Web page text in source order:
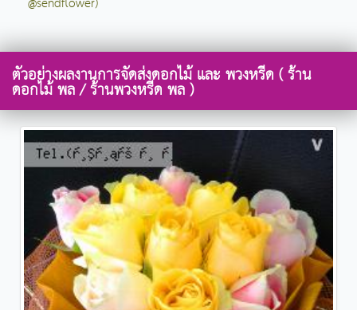
ตัวอย่างผลงานการจัดส่งดอกไม้ และ พวงหรีด ( ร้าน
ดอกไม้ พล / ร้านพวงหรีด พล )